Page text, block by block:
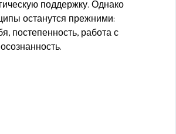
поддержку. Однако
останутся прежними:
постепенность, работа с